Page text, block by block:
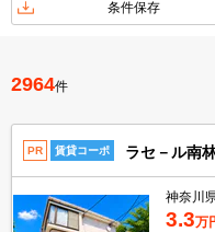
条件保存
2964件
PR 賃貸コーポ ラセ－ル南
神奈川
3.3万